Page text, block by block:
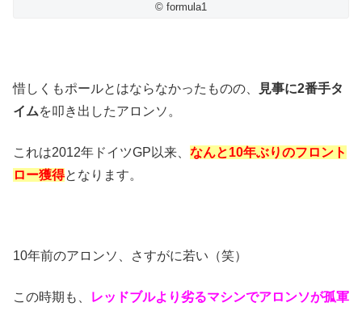
© formula1
惜しくもポールとはならなかったものの、
見事に2番手タ
イムを叩き出したアロンソ。
これは2012年ドイツGP以来、 なんと10年ぶりのフロント
ロー獲得となります。
10年前のアロンソ、さすがに若い（笑）
この時期も、
レッドブルより劣るマシンでアロンソが孤軍